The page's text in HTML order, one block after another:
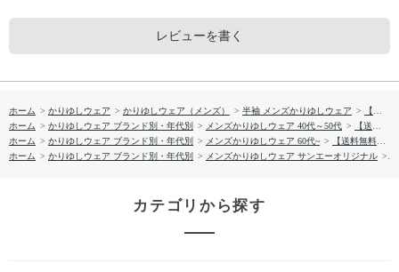
レビューを書く
ホーム > かりゆしウェア > かりゆしウェア（メンズ） > 半袖 メンズかりゆしウェア >
【送料無料】知花花織ー弐柄 かりゆしウェアP-FTT02013H
ホーム > かりゆしウェア ブランド別・年代別 > メンズかりゆしウェア 40代～50代 >
【送料無料】知花花織ー弐柄 かりゆしウェアP-FTT02013H
ホーム > かりゆしウェア ブランド別・年代別 > メンズかりゆしウェア 60代~ >
【送料無料】知花花織ー弐柄 かりゆしウェアP-FTT02013H
ホーム > かりゆしウェア ブランド別・年代別 > メンズかりゆしウェア サンエーオリジナル
カテゴリから探す